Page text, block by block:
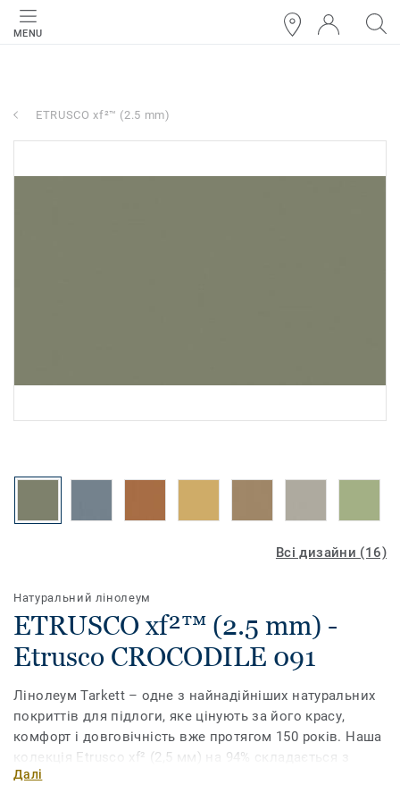
MENU
ETRUSCO xf²™ (2.5 mm)
Всі дизайни (16)
Натуральний лінолеум
ETRUSCO xf²™ (2.5 mm) -
Etrusco CROCODILE 091
Лінолеум Tarkett – одне з найнадійніших натуральних
покриттів для підлоги, яке цінують за його красу,
комфорт і довговічність вже протягом 150 років. Наша
колекція Etrusco xf² (2,5 мм) на 94% складається з
натуральних матеріалів і нараховує 16 яскравих і
Далі